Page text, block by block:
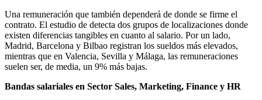
Una remuneración que también dependerá de donde se firme el
contrato. El estudio de detecta dos grupos de localizaciones donde
existen diferencias tangibles en cuanto al salario. Por un lado,
Madrid, Barcelona y Bilbao registran los sueldos más elevados,
mientras que en Valencia, Sevilla y Málaga, las remuneraciones
suelen ser, de media, un 9% más bajas.
Bandas salariales en Sector Sales, Marketing, Finance y HR